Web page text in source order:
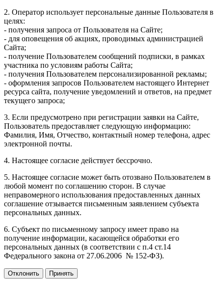
2. Оператор использует персональные данные Пользователя в
целях:
- получения запроса от Пользователя на Сайте;
- для оповещения об акциях, проводимых администрацией
Сайта;
- получение Пользователем сообщений подписки, в рамках
участника по условиям работы Сайта;
- получения Пользователем персонализированной рекламы;
- оформления запросов Пользователем настоящего Интернет
ресурса сайта, получение уведомлений и ответов, на предмет
текущего запроса;
3. Если предусмотрено при регистрации заявки на Сайте,
Пользователь предоставляет следующую информацию:
Фамилия, Имя, Отчество, контактный номер телефона, адрес
электронной почты.
4. Настоящее согласие действует бессрочно.
5. Настоящее согласие может быть отозвано Пользователем в
любой момент по соглашению сторон. В случае
неправомерного использования предоставленных данных
соглашение отзывается письменным заявлением субъекта
персональных данных.
6. Субъект по письменному запросу имеет право на
получение информации, касающейся обработки его
персональных данных (в соответствии с п.4 ст.14
Федерального закона от 27.06.2006 № 152-ФЗ).
Отклонить Принять